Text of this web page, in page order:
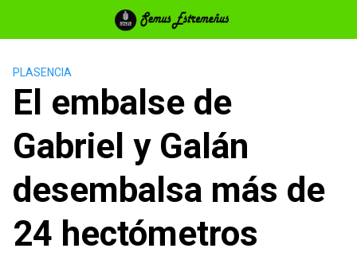
PLASENCIA
El embalse de
Gabriel y Galán
desembalsa más de
24 hectómetros